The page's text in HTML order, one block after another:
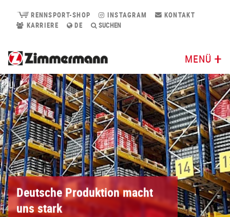
RENNSPORT-SHOP INSTAGRAM
KONTAKT
KARRIERE
DE SUCHEN
MENÜ
Deutsche Produktion macht
uns stark